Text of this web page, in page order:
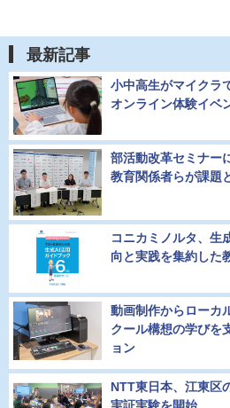
最新記事
小中高生がマイクラ
オンライン体験イベ
部活動改革セミナー
教育関係者らが課題
コニカミノルタ、生
向と実践を集約した
動画制作からローカ
クール構想の学びを
ョン
NTT東日本、江東区
実証実験を開始